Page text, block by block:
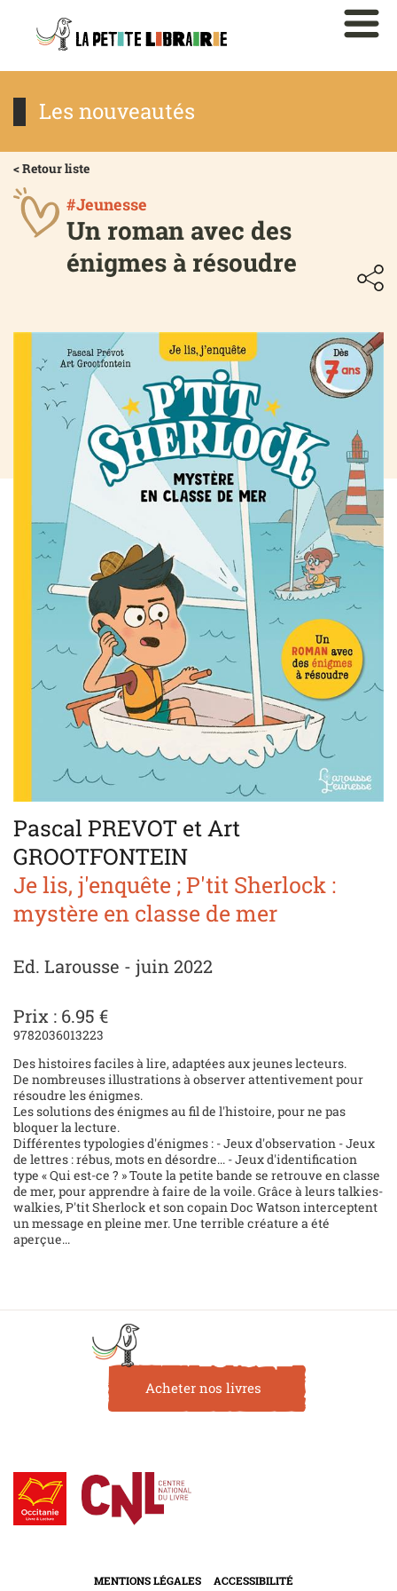
Les nouveautés
< Retour liste
#Jeunesse
Un roman avec des
énigmes à résoudre
Pascal PREVOT et Art
GROOTFONTEIN
Je lis, j'enquête ; P'tit Sherlock :
mystère en classe de mer
Ed. Larousse - juin 2022
Prix : 6.95 €
9782036013223
Des histoires faciles à lire, adaptées aux jeunes lecteurs.
De nombreuses illustrations à observer attentivement pour
résoudre les énigmes.
Les solutions des énigmes au fil de l'histoire, pour ne pas
bloquer la lecture.
Différentes typologies d'énigmes : - Jeux d'observation - Jeux
de lettres : rébus, mots en désordre... - Jeux d'identification
type « Qui est-ce ? » Toute la petite bande se retrouve en classe
de mer, pour apprendre à faire de la voile. Grâce à leurs talkies-
walkies, P'tit Sherlock et son copain Doc Watson interceptent
un message en pleine mer. Une terrible créature a été
aperçue...
Acheter nos livres
MENTIONS LÉGALES ACCESSIBILITÉ